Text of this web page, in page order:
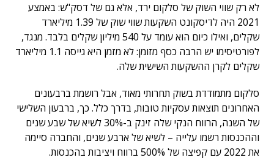
לא רק שווי השוק של סלקום ירד, אלא גם של דסק"ש: באמצע
2021 היה לדיסקונט השקעות שווי שוק של 1.39 מיליארד
שקלים, ואילו כיום הוא עומד על 540 מיליון שקלים בלבד. מנגד,
לפורטיסימו יש הרבה כסף מזומן: לא מזמן היא גייסה 1.1 מיליארד
שקלים לקרן ההשקעות השישית שלה.
סלקום מתמודדת בשוק תחרותי מאוד, אבל רושמת ברבעונים
האחרונים תוצאות עסקיות טובות, בדרך כלל. כך, ברבעון השלישי
של השנה, הרווח הנקי שלה זינק ב-30% לשיא של שבע שנים
וההכנסות רשמו עלייה – לשיא של ארבע שנים, והחברה סיימה
את 2022 עם קפיצה של 500% ברווח ויציבות בהכנסות.